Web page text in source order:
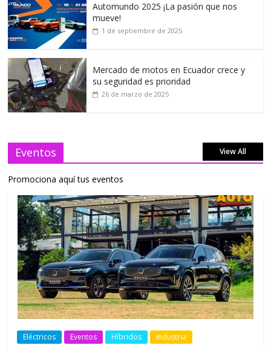
Automundo 2025 ¡La pasión que nos
mueve!
1 de septiembre de 2025
Mercado de motos en Ecuador crece y
su seguridad es prioridad
26 de marzo de 2025
Eventos View All
Promociona aquí tus eventos
Eléctricos Eventos Híbridos Industria